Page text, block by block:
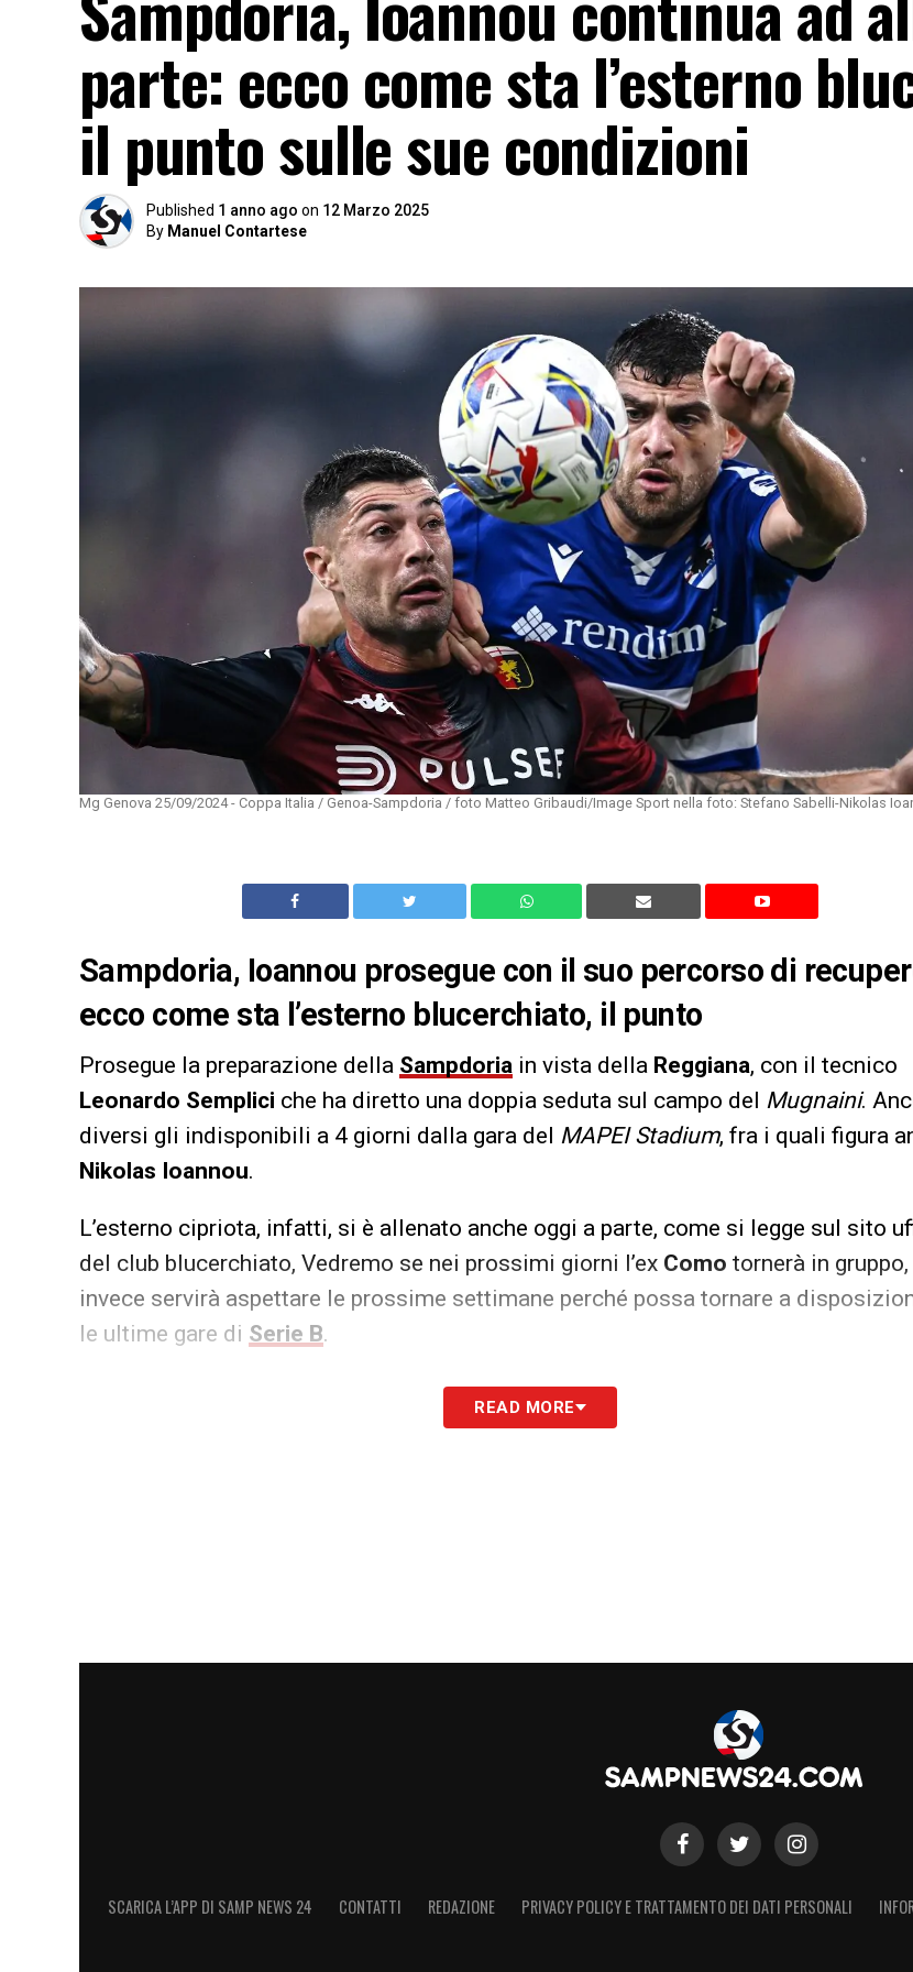
parte: ecco come sta l’esterno
il punto sulle sue condizioni
Published 1 anno ago on 12 Marzo 2025
By Manuel Contartese
Mg Genova 25/09/2024 - Coppa Italia / Genoa-Sampdoria / foto Matteo Gribaudi/Image Sport nella foto: Stefano Sabelli-Nikolas
Sampdoria, Ioannou prosegue con il suo percorso di
ecco come sta l’esterno blucerchiato, il punto
Prosegue la preparazione della Sampdoria in vista della Reggiana, con il tecnico
Leonardo Semplici che ha diretto una doppia seduta sul campo del Mugnaini.
diversi gli indisponibili a 4 giorni dalla gara del MAPEI Stadium, fra i quali figura
Nikolas Ioannou.
L’esterno cipriota, infatti, si è allenato anche oggi a parte, come si legge sul sito
del club blucerchiato, Vedremo se nei prossimi giorni l’ex Como tornerà in
invece servirà aspettare le prossime settimane perché possa tornare a
le ultime gare di Serie B.
LA PLAYLIST DELLE NOSTRE TOP NEWSREAD MORE
SCARICA L’APP DI SAMP NEWS 24 CONTATTI REDAZIONE PRIVACY POLICY E TRATTAMENTO DEI DATI PERSONALI